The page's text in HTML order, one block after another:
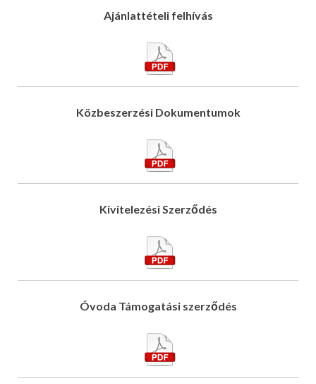
Ajánlattételi felhívás
Közbeszerzési Dokumentumok
Kivitelezési Szerződés
Óvoda Támogatási szerződés